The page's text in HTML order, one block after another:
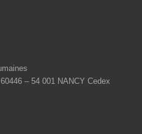
– 54 001 NANCY Cedex